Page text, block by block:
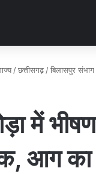
/छत्तीसगढ़ /बिलासपुर संभाग
में
आग का